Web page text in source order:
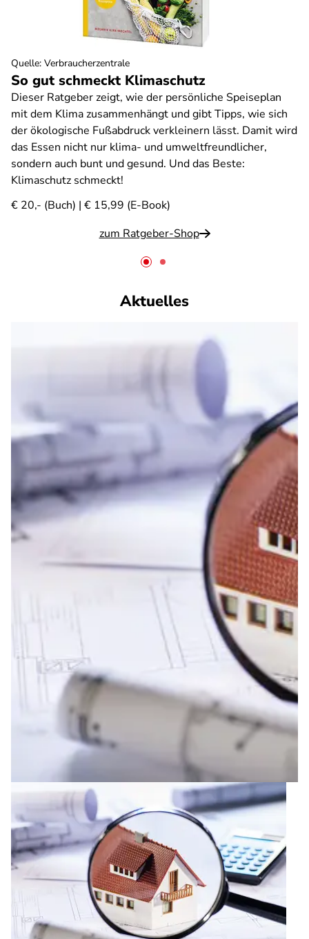
So gut schmeckt Klimaschutz
Dieser Ratgeber zeigt, wie der persönliche Speiseplan
mit dem Klima zusammenhängt und gibt Tipps, wie sich
der ökologische Fußabdruck verkleinern lässt. Damit wird
das Essen nicht nur klima- und umweltfreundlicher,
sondern auch bunt und gesund. Und das Beste:
Klimaschutz schmeckt!
€ 20,- (Buch) | € 15,99 (E-Book)
zum Ratgeber-Shop
Quelle: Verbraucherzentrale
Aktuelles